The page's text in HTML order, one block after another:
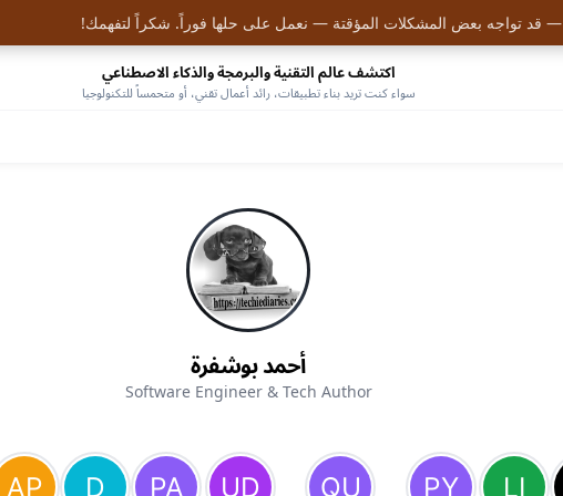
اكتشف عالم التقنية والبرمجة والذكاء الاصطناعي
سواء كنت تريد بناء تطبيقات، رائد أعمال تقني، أو متحمساً للتكنولوجيا
أحمد بوشفرة
Software Engineer & Tech Author
— قد تواجه بعض المشكلات المؤقتة — نعمل على حلها فوراً. شكراً لتفهمك!